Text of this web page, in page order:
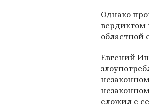
Однако
вердиктом
областной
Евгений
сложил с